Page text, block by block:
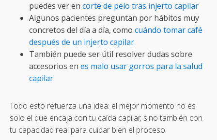
puedes ver en corte de pelo tras injerto capilar
Algunos pacientes preguntan por hábitos muy
concretos del día a día, como cuándo tomar café
después de un injerto capilar
También puede ser útil resolver dudas sobre
accesorios en es malo usar gorros para la salud
capilar
Todo esto refuerza una idea: el mejor momento no es
solo el que encaja con tu caída capilar, sino también con
tu capacidad real para cuidar bien el proceso.